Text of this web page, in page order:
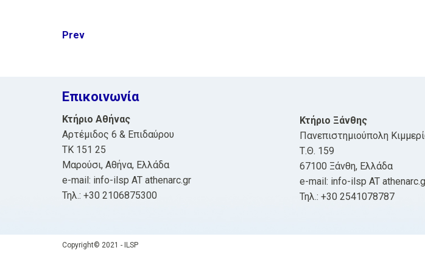
Post
Prev
Επικοινωνία
Κτήριο Αθήνας
Αρτέμιδος 6 & Επιδαύρου
ΤΚ 151 25
Μαρούσι, Αθήνα, Ελλάδα
e-mail: info-ilsp AT athenarc.gr
Τηλ.: +30 2106875300
Κτήριο Ξάνθης
Πανεπιστημιούπολη
Τ.Θ. 159
67100 Ξάνθη, Ελλάδα
e-mail: info-ilsp AT
Τηλ.: +30 2541078787
Copyright© 2021 - ILSP